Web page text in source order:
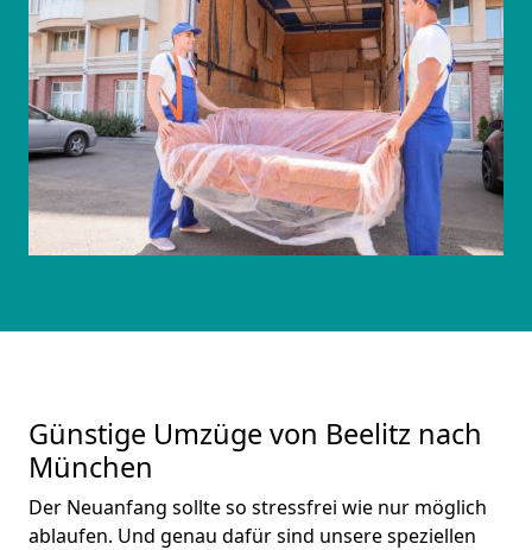
Günstige Umzüge von Beelitz nach
München
Der Neuanfang sollte so stressfrei wie nur möglich
ablaufen. Und genau dafür sind unsere speziellen